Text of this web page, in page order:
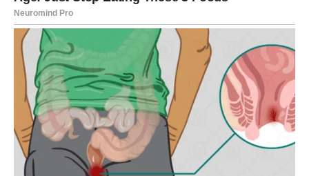
posebni trenuci koji će vam vratiti osmijeh na lice. Jedna
poruka, zagrljaj, pogled ili razgovor mogu vam potpuno
promijeniti raspoloženje.
Jarčevi će tokom ove sedmice zračiti posebnom
energijom i privlačiti pažnju gdje god se pojave. Ljudi će
željeti da budu u vašem društvu, a vi ćete konačno osjetiti
koliko vrijedite.